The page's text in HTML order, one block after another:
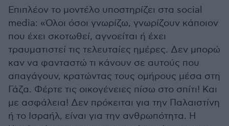
Επιπλέον το μοντέλο υποστηρίζει στα social
media: «Όλοι όσοι γνωρίζω, γνωρίζουν κάποιον
που έχει σκοτωθεί, αγνοείται ή έχει
τραυματιστεί τις τελευταίες ημέρες. Δεν μπορώ
καν να φανταστώ τι κάνουν σε αυτούς που
απαγάγουν, κρατώντας τους ομήρους μέσα στη
Γάζα. Φέρτε τις οικογένειες πίσω στο σπίτι! Και
με ασφάλεια! Δεν πρόκειται για την Παλαιστίνη
ή το Ισραήλ, είναι για την ανθρωπότητα. Η